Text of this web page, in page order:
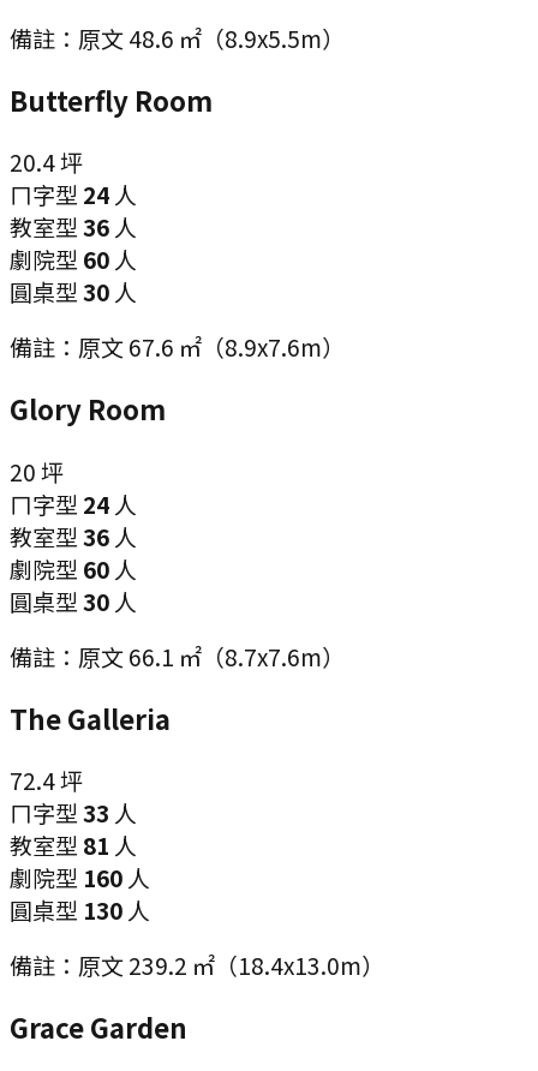
備註： 原文 48.6 ㎡（8.9x5.5m）
Butterfly Room
20.4坪
ㄇ字型 24 人
教室型 36 人
劇院型 60 人
圓桌型 30 人
備註： 原文 67.6 ㎡（8.9x7.6m）
Glory Room
20坪
ㄇ字型 24 人
教室型 36 人
劇院型 60 人
圓桌型 30 人
備註： 原文 66.1 ㎡（8.7x7.6m）
The Galleria
72.4坪
ㄇ字型 33 人
教室型 81 人
劇院型 160 人
圓桌型 130 人
備註： 原文 239.2 ㎡（18.4x13.0m）
Grace Garden